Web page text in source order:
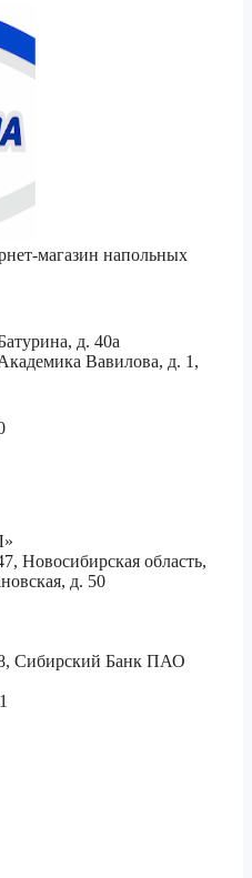
магазин напольных
д. 40а
Вавилова, д. 1,
Новосибирская область,
д. 50
Сибирский Банк ПАО